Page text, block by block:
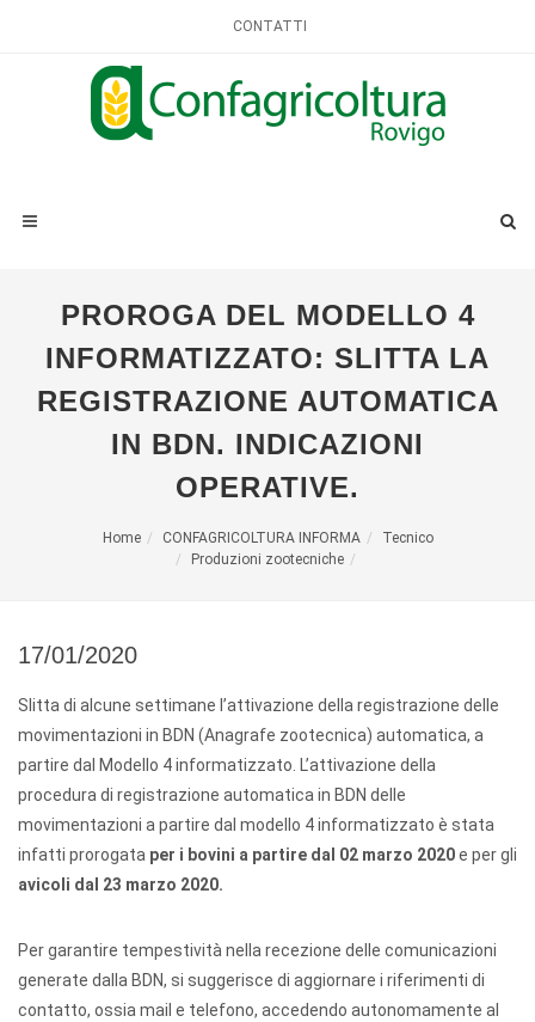
CONTATTI
PROROGA DEL MODELLO 4
INFORMATIZZATO: SLITTA LA
REGISTRAZIONE AUTOMATICA
IN BDN. INDICAZIONI
OPERATIVE.
Home CONFAGRICOLTURA INFORMA
Tecnico
Produzioni zootecniche
17/01/2020
Slitta di alcune settimane l’attivazione della registrazione delle
movimentazioni in BDN (Anagrafe zootecnica) automatica, a
partire dal Modello 4 informatizzato. L’attivazione della
procedura di registrazione automatica in BDN delle
movimentazioni a partire dal modello 4 informatizzato è stata
infatti prorogata per i bovini a partire dal 02 marzo 2020e per gli
avicoli dal 23 marzo 2020.
Per garantire tempestività nella recezione delle comunicazioni
generate dalla BDN, si suggerisce di aggiornare i riferimenti di
contatto, ossia mail e telefono, accedendo autonomamente al